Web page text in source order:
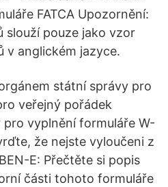
FATCA Upozornění:
slouží pouze jako vzor
v anglickém jazyce.
státní správy pro
veřejný pořádek
vyplnění formuláře W-
že nejste vyloučeni z
E: Přečtěte si popis
části tohoto formuláře